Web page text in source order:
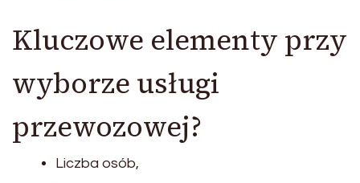
Kluczowe elementy przy
wyborze usługi
przewozowej?
Liczba osób,